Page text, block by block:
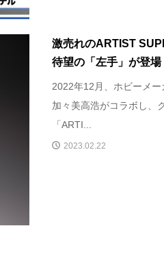
激売れのARTIST
待望の「左手」が登場
2022年12月、ホビーメー
加々美高浩がコラボし、
「ARTI...
2023.02.22